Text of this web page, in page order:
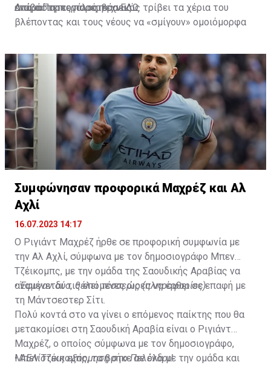
απαραίτητες παρεμβάσεις.
ενώ ο Πορτογάλος τεχνικός τρίβει τα χέρια του
βλέποντας και τους νέους να «σμίγουν» ομοιόμορφα
Διαβάστε περισσότεραΕΔΩ.
Συμφώνησαν προφορικά Μαχρέζ και Αλ
Αχλί
16.07.2023 14:17
Ο Ριγιάντ Μαχρέζ ήρθε σε προφορική συμφωνία με
την Αλ Αχλί, σύμφωνα με τον δημοσιογράφο Μπεν
Τζέικομπς, με την ομάδα της Σαουδικής Αραβίας να
αναμένεται τις επόμενες ώρες να έρθει σε επαφή με
τη Μάντσεστερ Σίτι.
•Έφυγαν δύο, θέλει τέσσερις (πληροφορίες)
Πολύ κοντά στο να γίνει ο επόμενος παίκτης που θα
μετακομίσει στη Σαουδική Αραβία είναι ο Ριγιάντ
Μαχρέζ, ο οποίος σύμφωνα με τον δημοσιογράφο,
Μπεν Τζέικομπς, τα βρήκε σε όλα με την ομάδα και
•ΑΕΛίστικη εξόρμηση στο Πελένδρι!